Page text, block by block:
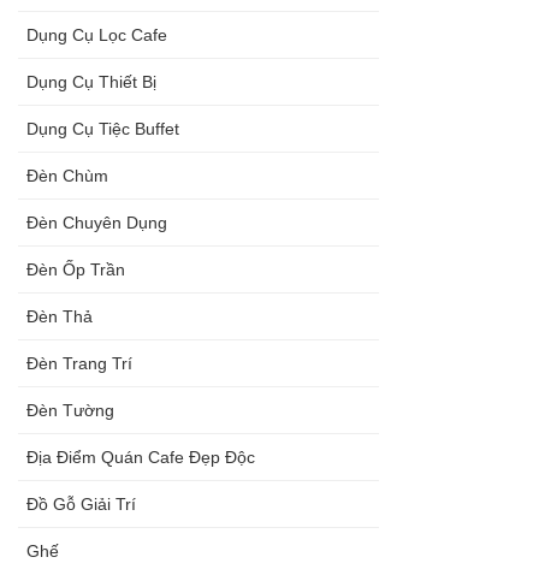
Dụng Cụ Lọc Cafe
Dụng Cụ Thiết Bị
Dụng Cụ Tiệc Buffet
Đèn Chùm
Đèn Chuyên Dụng
Đèn Ốp Trần
Đèn Thả
Đèn Trang Trí
Đèn Tường
Địa Điểm Quán Cafe Đẹp Độc
Đồ Gỗ Giải Trí
Ghế